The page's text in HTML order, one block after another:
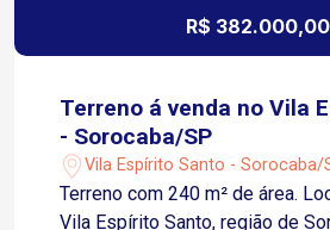
R$
Terreno á venda no Vila
- Sorocaba/SP
Vila Espírito Santo - Sorocaba/
Terreno com 240 m² de área.
Vila Espírito Santo, região de